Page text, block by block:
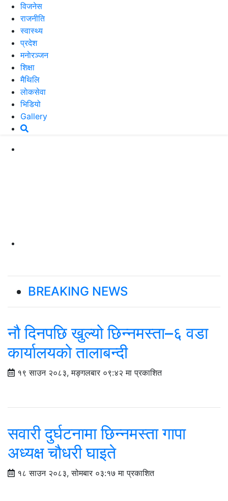
विजनेस
राजनीति
स्वास्थ्य
प्रदेश
मनाेरञ्जन
शिक्षा
मैथिलि
लाेकसेवा
भिडियो
Gallery
BREAKING NEWS
नौ दिनपछि खुल्यो छिन्नमस्ता–६ वडा
कार्यालयको तालाबन्दी
१९ साउन २०८३, मङ्गलबार ०९:४२ मा प्रकाशित
सवारी दुर्घटनामा छिन्नमस्ता गापा
अध्यक्ष चौधरी घाइते
१८ साउन २०८३, सोमबार ०३:१७ मा प्रकाशित